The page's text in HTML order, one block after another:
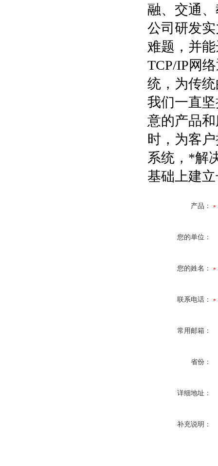
融、交通
公司研发
难题，并
TCP/IP网
统，为传
我们一直
意的产品
时，为客
系统，*解
基础上建
产品：
您的单位：
您的姓名：
联系电话：
常用邮箱：
省份：
详细地址：
补充说明：